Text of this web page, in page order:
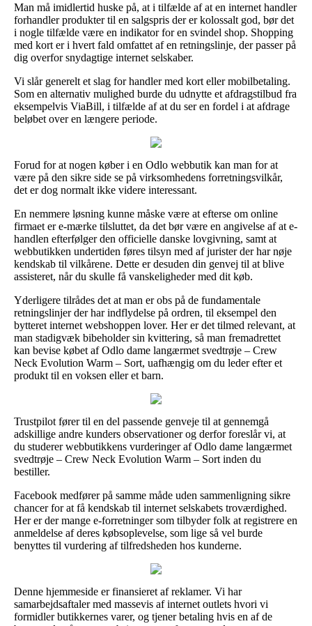
Man må imidlertid huske på, at i tilfælde af at en internet handler
forhandler produkter til en salgspris der er kolossalt god, bør det
i nogle tilfælde være en indikator for en svindel shop. Shopping
med kort er i hvert fald omfattet af en retningslinje, der passer på
dig overfor snydagtige internet selskaber.
Vi slår generelt et slag for handler med kort eller mobilbetaling.
Som en alternativ mulighed burde du udnytte et afdragstilbud fra
eksempelvis ViaBill, i tilfælde af at du ser en fordel i at afdrage
beløbet over en længere periode.
Forud for at nogen køber i en Odlo webbutik kan man for at
være på den sikre side se på virksomhedens forretningsvilkår,
det er dog normalt ikke videre interessant.
En nemmere løsning kunne måske være at efterse om online
firmaet er e-mærke tilsluttet, da det bør være en angivelse af at e-
handlen efterfølger den officielle danske lovgivning, samt at
webbutikken undertiden føres tilsyn med af jurister der har nøje
kendskab til vilkårene. Dette er desuden din genvej til at blive
assisteret, når du skulle få vanskeligheder med dit køb.
Yderligere tilrådes det at man er obs på de fundamentale
retningslinjer der har indflydelse på ordren, til eksempel den
bytteret internet webshoppen lover. Her er det tilmed relevant, at
man stadigvæk bibeholder sin kvittering, så man fremadrettet
kan bevise købet af Odlo dame langærmet svedtrøje – Crew
Neck Evolution Warm – Sort, uafhængig om du leder efter et
produkt til en voksen eller et barn.
Trustpilot fører til en del passende genveje til at gennemgå
adskillige andre kunders observationer og derfor foreslår vi, at
du studerer webbutikkens vurderinger af Odlo dame langærmet
svedtrøje – Crew Neck Evolution Warm – Sort inden du
bestiller.
Facebook medfører på samme måde uden sammenligning sikre
chancer for at få kendskab til internet selskabets troværdighed.
Her er der mange e-forretninger som tilbyder folk at registrere en
anmeldelse af deres købsoplevelse, som lige så vel burde
benyttes til vurdering af tilfredsheden hos kunderne.
Denne hjemmeside er finansieret af reklamer. Vi har
samarbejdsaftaler med massevis af internet outlets hvori vi
formidler butikkernes varer, og tjener betaling hvis en af de